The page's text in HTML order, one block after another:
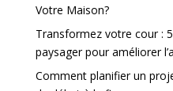
Votre Maison?
Transformez votre cour :
paysager pour améliorer
Comment planifier un